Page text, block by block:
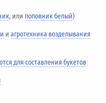
, или поповник белый)
иагротехника возделывания
для составления букетов